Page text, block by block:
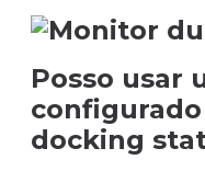
Posso usar
docking